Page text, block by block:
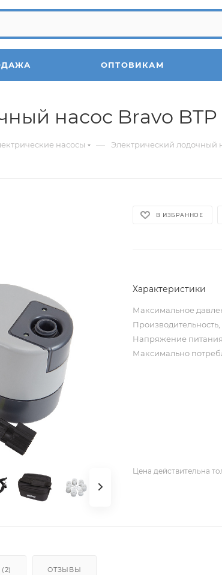
ОПТОВИКАМ
насос Bravo
насосы — Электрический лодочный
В ИЗБРАННОЕ
Характеристики
Максимальное
Напряжение
Максимально
Цена действительна
(2) ОТЗЫВЫ